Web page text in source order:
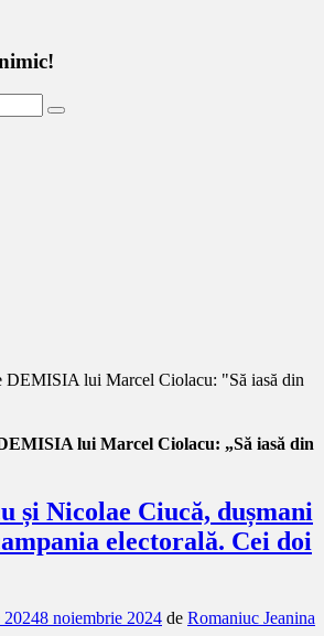
lui Marcel Ciolacu: „Să iasă din
și Nicolae Ciucă, dușmani
electorală. Cei doi
20248 noiembrie 2024 de Romaniuc Jeanina